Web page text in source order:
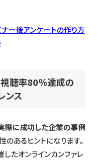
ナー後アンケートの作り方
聴率80％達成の
ンス
際に成功した企業の事例
あるヒントになります。
たオンラインカンファレ